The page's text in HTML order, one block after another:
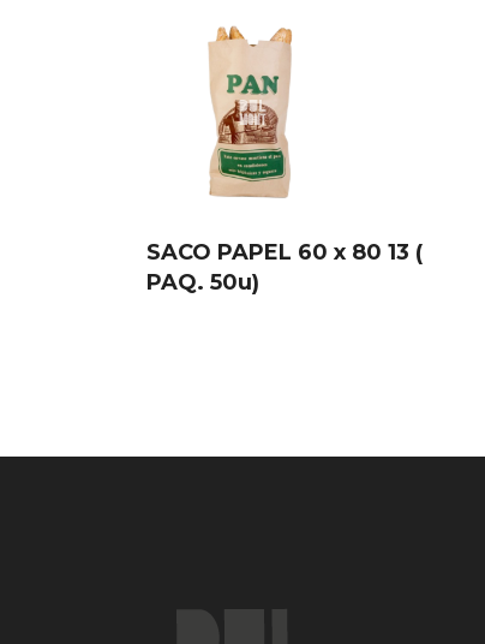
SACO PAPEL 60 x 80 13 (
PAQ. 50u)